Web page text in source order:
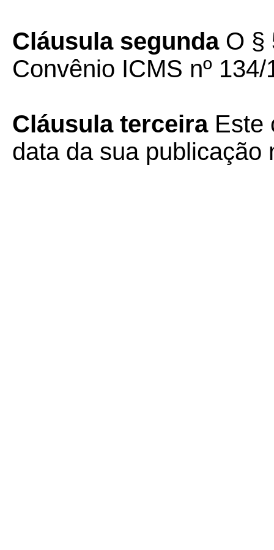
Cláusula segundaO §
Convênio ICMS nº
Cláusula terceiraEste
data da sua publicação